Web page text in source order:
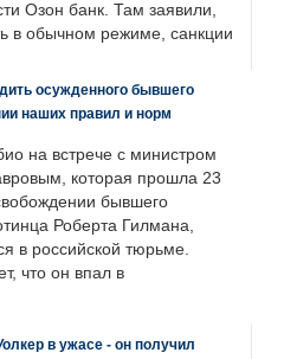
Озон банк. Там заявили,
в обычном режиме, санкции
осужденного бывшего
наших правил и норм
на встрече с министром
которая прошла 23
бывшего
Роберта Гилмана,
в российской тюрьме.
что он впал в
в ужасе - он получил